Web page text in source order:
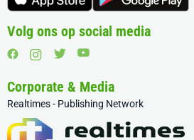
Volg ons op social media
Corporate & Media
Realtimes - Publishing Network